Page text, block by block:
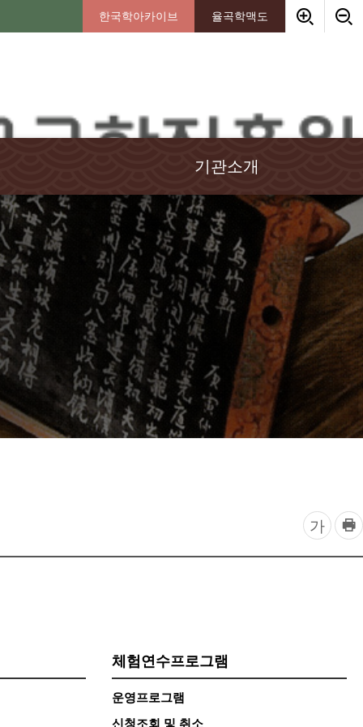
한국학아카이브 율곡학맥도
기관소개
인사말
임원소개
연혁
경영이념
조직안내
기부금안내
찾아오시는 길
글
자
가
프
린
트
체험연수프로그램
운영프로그램
신청조회 및 취소